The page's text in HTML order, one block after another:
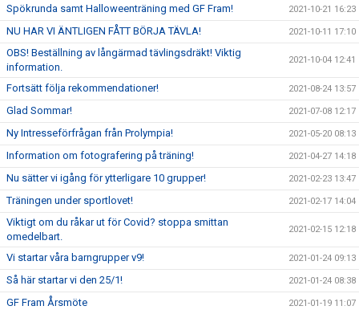
Spökrunda samt Halloweenträning med GF Fram! 2021-10-21 16:23
NU HAR VI ÄNTLIGEN FÅTT BÖRJA TÄVLA! 2021-10-11 17:10
OBS! Beställning av långärmad tävlingsdräkt! Viktig
information.
2021-10-04 12:41
Fortsätt följa rekommendationer! 2021-08-24 13:57
Glad Sommar! 2021-07-08 12:17
Ny Intresseförfrågan från Prolympia! 2021-05-20 08:13
Information om fotografering på träning! 2021-04-27 14:18
Nu sätter vi igång för ytterligare 10 grupper! 2021-02-23 13:47
Träningen under sportlovet! 2021-02-17 14:04
Viktigt om du råkar ut för Covid? stoppa smittan
omedelbart.
2021-02-15 12:18
Vi startar våra barngrupper v9! 2021-01-24 09:13
Så här startar vi den 25/1! 2021-01-24 08:38
GF Fram Årsmöte 2021-01-19 11:07